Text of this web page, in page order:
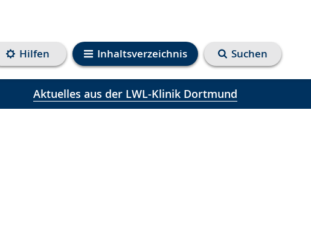
Inhaltsverzeichnis
Hilfen Suchen
Aktuelles aus der LWL-Klinik Dortmund